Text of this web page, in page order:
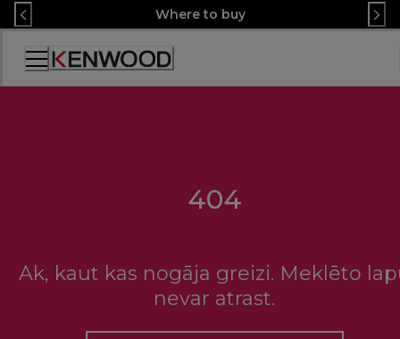
Skip
to
Content
Where to buy
Accessibility
Statement
404
Ak, kaut kas nogāja greizi. Meklēto
nevar atrast.